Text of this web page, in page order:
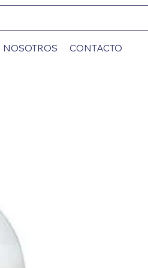
NOSOTROS CONTACTO